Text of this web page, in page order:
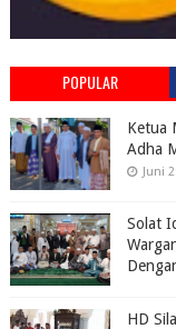
POPULAR
Ketua
Adha
Juni
Solat
HD